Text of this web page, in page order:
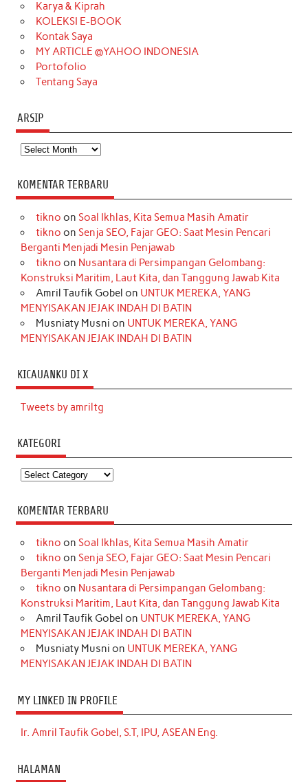
k
a
m
Karya & Kiprah
KOLEKSI E-BOOK
Kontak Saya
MY ARTICLE @YAHOO INDONESIA
Portofolio
Tentang Saya
ARSIP
Arsip
KOMENTAR TERBARU
tikno on Soal Ikhlas, Kita Semua Masih Amatir
tikno on Senja SEO, Fajar GEO: Saat Mesin Pencari
Berganti Menjadi Mesin Penjawab
tikno on Nusantara di Persimpangan Gelombang:
Konstruksi Maritim, Laut Kita, dan Tanggung Jawab Kita
Amril Taufik Gobel on UNTUK MEREKA, YANG
MENYISAKAN JEJAK INDAH DI BATIN
Musniaty Musni on UNTUK MEREKA, YANG
MENYISAKAN JEJAK INDAH DI BATIN
KICAUANKU DI X
Tweets by amriltg
KATEGORI
Kategori
KOMENTAR TERBARU
tikno on Soal Ikhlas, Kita Semua Masih Amatir
tikno on Senja SEO, Fajar GEO: Saat Mesin Pencari
Berganti Menjadi Mesin Penjawab
tikno on Nusantara di Persimpangan Gelombang:
Konstruksi Maritim, Laut Kita, dan Tanggung Jawab Kita
Amril Taufik Gobel on UNTUK MEREKA, YANG
MENYISAKAN JEJAK INDAH DI BATIN
Musniaty Musni on UNTUK MEREKA, YANG
MENYISAKAN JEJAK INDAH DI BATIN
MY LINKED IN PROFILE
Ir. Amril Taufik Gobel, S.T, IPU, ASEAN Eng.
HALAMAN